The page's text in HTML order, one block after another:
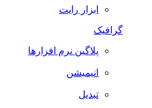
ابزار رایت
گرافیک
پلاگین نرم افزارها
انیمیشن
تبدیل